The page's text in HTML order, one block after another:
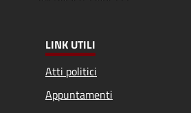
LINK UTILI
Atti politici
Appuntamenti